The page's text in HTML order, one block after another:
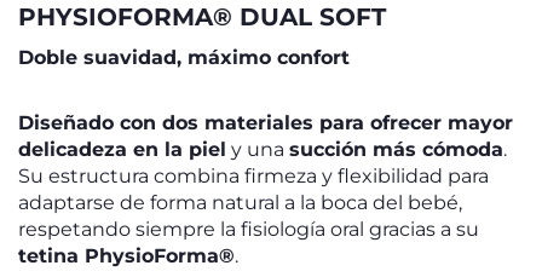
PHYSIOFORMA® DUAL SOFT
Doble suavidad, máximo confort
Diseñado con dos materiales para ofrecer mayor
delicadeza en la piel y una succión más cómoda.
Su estructura combina firmeza y flexibilidad para
adaptarse de forma natural a la boca del bebé,
respetando siempre la fisiología oral gracias a su
tetina PhysioForma®.